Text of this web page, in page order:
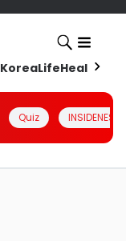
KoreaLifeHealth
Quiz INSIDENESIA